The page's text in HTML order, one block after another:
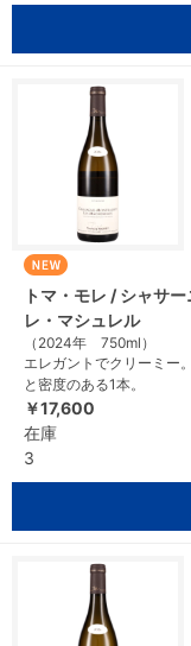
トマ・モレ / シャサ
レ・マシュレル
（2024年 750ml）
エレガントでクリーミー
と密度のある1本。
￥17,600
在庫
3